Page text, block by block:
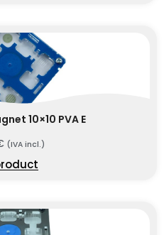
10×10 PVA E
(IVA incl.)